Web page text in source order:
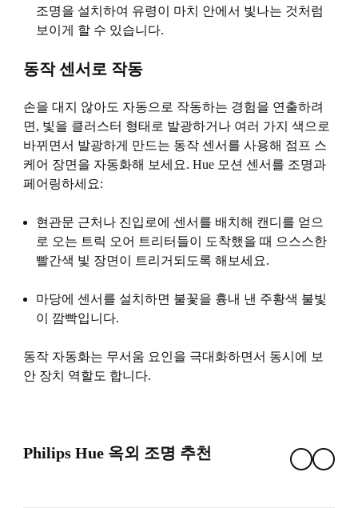
조명을 설치하여 유령이 마치 안에서 빛나는 것처럼
보이게 할 수 있습니다.
동작 센서로 작동
손을 대지 않아도 자동으로 작동하는 경험을 연출하려
면, 빛을 클러스터 형태로 발광하거나 여러 가지 색으로
바뀌면서 발광하게 만드는 동작 센서를 사용해 점프 스
케어 장면을 자동화해 보세요. Hue 모션 센서를 조명과
페어링하세요:
현관문 근처나 진입로에 센서를 배치해 캔디를 얻으
로 오는 트릭 오어 트리터들이 도착했을 때 으스스한
빨간색 빛 장면이 트리거되도록 해보세요.
마당에 센서를 설치하면 불꽃을 흉내 낸 주황색 불빛
이 깜빡입니다.
동작 자동화는 무서움 요인을 극대화하면서 동시에 보
안 장치 역할도 합니다.
Philips Hue 옥외 조명 추천